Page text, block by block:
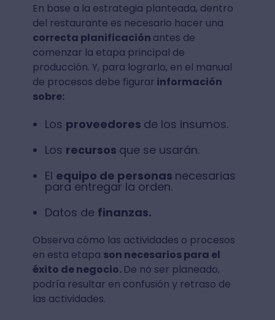
En base a la estrategia planteada, dentro
del restaurante es necesario hacer una
correcta planificación antes de
comenzar la etapa principal de
producción. Y, para lograrlo, en el manual
de procesos debe figurar información
sobre:
Los proveedores de los insumos.
Los recursos que se usarán.
El equipo de personas necesarias
para entregar la orden.
Datos de finanzas.
Observa cómo las actividades o procesos
en esta etapa son necesarios para el
éxito de negocio. De no ser planeado,
podría resultar en confusión y retraso de
las actividades.